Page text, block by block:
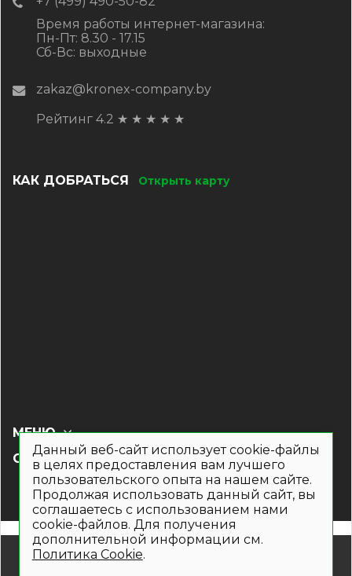
Время работы интернет-магазина:
Пн-Пт: 8.30 - 17.15
Сб-Вс: выходные
zakaz@kronex-company.by
Рейтинг 4.2 ★ ★ ★ ★ ★
КАК ДОБРАТЬСЯ Открыть карту
СОЦ СЕТИ
МЕНЮ
© 2019- 2026. Общество с ограниченной ответственностью
Данный веб-сайт использует cookie-файлы
в целях предоставления вам лучшего
пользовательского опыта на нашем сайте.
Продолжая использовать данный сайт, вы
соглашаетесь с использованием нами
cookie-файлов. Для получения
дополнительной информации см.
Политика Cookie.